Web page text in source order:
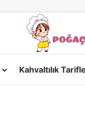
Kahvaltılık